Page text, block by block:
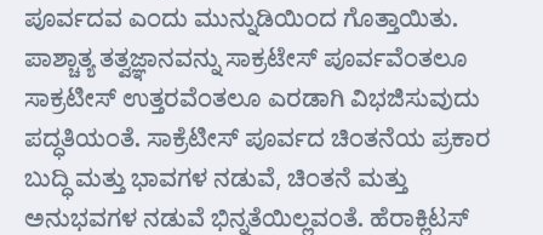
ಪೂರ್ವದವ ಎಂದು ಮುನ್ನುಡಿಯಿಂದ ಗೊತ್ತಾಯಿತು.
ಪಾಶ್ಚಾತ್ಯ ತತ್ವಜ್ಞಾನವನ್ನು ಸಾಕ್ರಟೇಸ್ ಪೂರ್ವವೆಂತಲೂ
ಸಾಕ್ರಟೀಸ್ ಉತ್ತರವೆಂತಲೂ ಎರಡಾಗಿ ವಿಭಜಿಸುವುದು
ಪದ್ಧತಿಯಂತೆ. ಸಾಕ್ರೆಟೀಸ್ ಪೂರ್ವದ ಚಿಂತನೆಯ ಪ್ರಕಾರ
ಬುದ್ಧಿ ಮತ್ತು ಭಾವಗಳ ನಡುವೆ, ಚಿಂತನೆ ಮತ್ತು
ಅನುಭವಗಳ ನಡುವೆ ಭಿನ್ನತೆಯಿಲ್ಲವಂತೆ. ಹೆರಾಕ್ಲಿಟಸ್